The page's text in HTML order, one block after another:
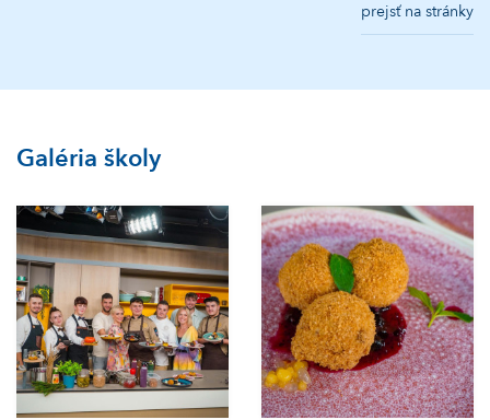
prejsť na stránky
Galéria školy